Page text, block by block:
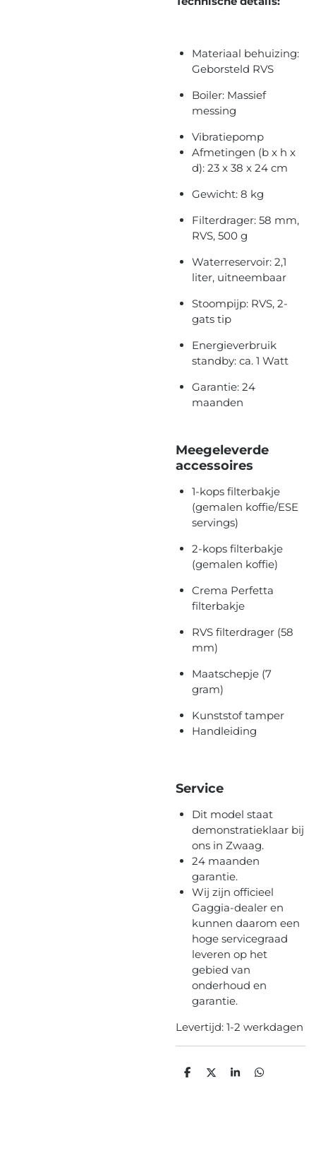
Materiaal behuizing:
Geborsteld RVS
Boiler: Massief
messing
Vibratiepomp
Afmetingen (b x h x
d): 23 x 38 x 24 cm
Gewicht: 8 kg
Filterdrager: 58 mm,
RVS, 500 g
Waterreservoir: 2,1
liter, uitneembaar
Stoompijp: RVS, 2-
gats tip
Energieverbruik
standby: ca. 1 Watt
Garantie: 24
maanden
Meegeleverde
accessoires
1-kops filterbakje
(gemalen koffie/ESE
servings)
2-kops filterbakje
(gemalen koffie)
Crema Perfetta
filterbakje
RVS filterdrager (58
mm)
Maatschepje (7
gram)
Kunststof tamper
Handleiding
Service
Dit model staat
demonstratieklaar bij
ons in Zwaag.
24 maanden
garantie.
Wij zijn officieel
Gaggia-dealer en
kunnen daarom een
hoge servicegraad
leveren op het
gebied van
onderhoud en
garantie.
Levertijd: 1-2 werkdagen
D
D
S
D